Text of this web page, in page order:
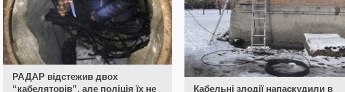
РАДАР відстежив двох
“кабеляторів”, але поліція їх не
Кабельні злодії напаскудили в